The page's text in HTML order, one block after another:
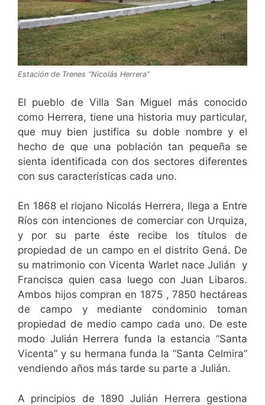
Estación de Trenes “Nicolás Herrera”
El pueblo de Villa San Miguel más conocido
como Herrera, tiene una historia muy particular,
que muy bien justifica su doble nombre y el
hecho de que una población tan pequeña se
sienta identificada con dos sectores diferentes
con sus características cada uno.
En 1868 el riojano Nicolás Herrera, llega a Entre
Ríos con intenciones de comerciar con Urquiza,
y por su parte éste recibe los títulos de
propiedad de un campo en el distrito Gená. De
su matrimonio con Vicenta Warlet nace Julián y
Francisca quien casa luego con Juan Libaros.
Ambos hijos compran en 1875 , 7850 hectáreas
de campo y mediante condominio toman
propiedad de medio campo cada uno. De este
modo Julián Herrera funda la estancia “Santa
Vicenta” y su hermana funda la “Santa Celmira”
vendiendo años más tarde su parte a Julián.
A principios de 1890 Julián Herrera gestiona